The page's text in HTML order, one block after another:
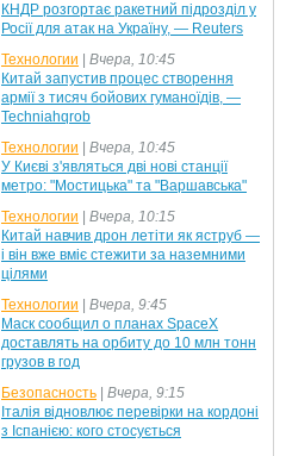
КНДР розгортає ракетний підрозділ у
Росії для атак на Україну, — Reuters
Технологии
Вчера, 10:45
Китай запустив процес створення
армії з тисяч бойових гуманоїдів, —
Techniahqrob
Технологии
Вчера, 10:45
У Києві з'являться дві нові станції
метро: "Мостицька" та "Варшавська"
Технологии
Вчера, 10:15
Китай навчив дрон летіти як яструб —
і він вже вміє стежити за наземними
цілями
Технологии
Вчера, 9:45
Маск сообщил о планах SpaceX
доставлять на орбиту до 10 млн тонн
грузов в год
Безопасность
Вчера, 9:15
Італія відновлює перевірки на кордоні
з Іспанією: кого стосується